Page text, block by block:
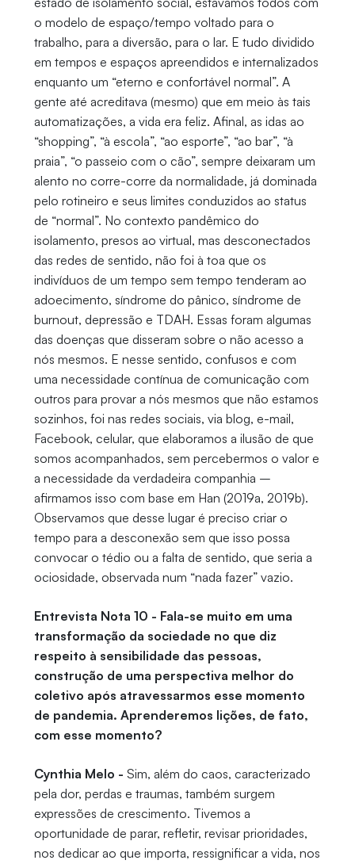
o modelo de espaço/tempo voltado para o
trabalho, para a diversão, para o lar. E tudo dividido
em tempos e espaços apreendidos e internalizados
enquanto um “eterno e confortável normal”. A
gente até acreditava (mesmo) que em meio às tais
automatizações, a vida era feliz. Afinal, as idas ao
“shopping”, “à escola”, “ao esporte”, “ao bar”, “à
praia”, “o passeio com o cão”, sempre deixaram um
alento no corre-corre da normalidade, já dominada
pelo rotineiro e seus limites conduzidos ao status
de “normal”. No contexto pandêmico do
isolamento, presos ao virtual, mas desconectados
das redes de sentido, não foi à toa que os
indivíduos de um tempo sem tempo tenderam ao
adoecimento, síndrome do pânico, síndrome de
burnout, depressão e TDAH. Essas foram algumas
das doenças que disseram sobre o não acesso a
nós mesmos. E nesse sentido, confusos e com
uma necessidade contínua de comunicação com
outros para provar a nós mesmos que não estamos
sozinhos, foi nas redes sociais, via blog, e-mail,
Facebook, celular, que elaboramos a ilusão de que
somos acompanhados, sem percebermos o valor e
a necessidade da verdadeira companhia –
afirmamos isso com base em Han (2019a, 2019b).
Observamos que desse lugar é preciso criar o
tempo para a desconexão sem que isso possa
convocar o tédio ou a falta de sentido, que seria a
ociosidade, observada num “nada fazer” vazio.
Entrevista Nota 10 - Fala-se muito em uma
transformação da sociedade no que diz
respeito à sensibilidade das pessoas,
construção de uma perspectiva melhor do
coletivo após atravessarmos esse momento
de pandemia. Aprenderemos lições, de fato,
com esse momento?
Cynthia Melo - Sim, além do caos, caracterizado
pela dor, perdas e traumas, também surgem
expressões de crescimento. Tivemos a
oportunidade de parar, refletir, revisar prioridades,
nos dedicar ao que importa, ressignificar a vida, nos